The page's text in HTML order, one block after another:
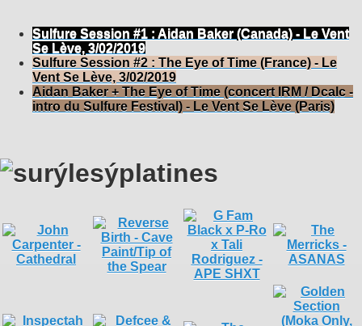
Sulfure Session #1 : Aidan Baker (Canada) - Le Vent
Se Lève, 3/02/2019
Sulfure Session #2 : The Eye of Time (France) - Le
Vent Se Lève, 3/02/2019
Aidan Baker + The Eye of Time (concert IRM / Dcalc -
intro du Sulfure Festival) - Le Vent Se Lève (Paris)